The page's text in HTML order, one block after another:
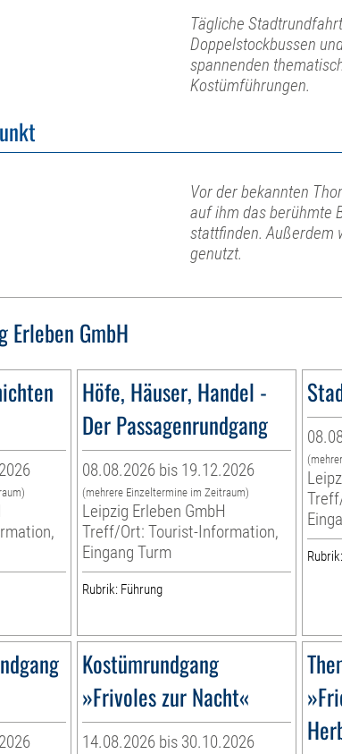
Tägliche
Doppelstockbussen
spannenden
Kostümführungen.
Vor der bekannten
auf ihm das berühmte
stattfinden. Außerdem
genutzt.
Erleben GmbH
Höfe, Häuser, Handel -
Der Passagenrundgang
08.08.2026 bis 19.12.2026
(mehrere Einzeltermine im Zeitraum)
Leipzig Erleben GmbH
Treff/Ort: Tourist-Information,
Eingang Turm
Rubrik: Führung
Kostümrundgang
»Frivoles zur Nacht«
14.08.2026 bis 30.10.2026